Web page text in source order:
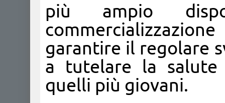
più ampio
garantire il regolare
a tutelare la salute
quelli più giovani.